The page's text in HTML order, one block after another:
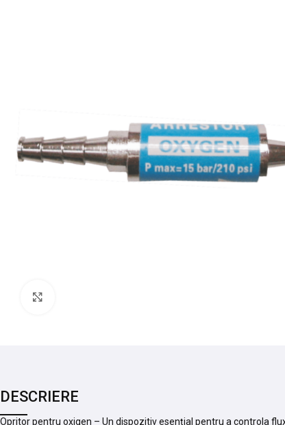
DESCRIERE
Opritor pentru oxigen – Un dispozitiv esențial pentru a controla